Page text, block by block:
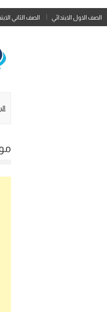
الصف الاول الابتدائي الصف الثاني